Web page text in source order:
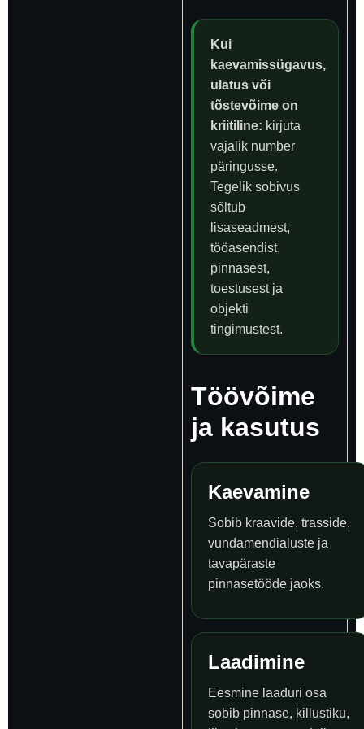
Kui
kaevamissügavus,
ulatus või
tõstevõime on
kriitiline: kirjuta
vajalik number
päringusse.
Tegelik sobivus
sõltub
lisaseadmest,
tööasendist,
pinnasest,
toestusest ja
objekti
tingimustest.
Töövõime
ja kasutus
Kaevamine
Sobib kraavide, trasside,
vundamendialuste ja
tavapäraste
pinnasetööde jaoks.
Laadimine
Eesmine laaduri osa
sobib pinnase, killustiku,